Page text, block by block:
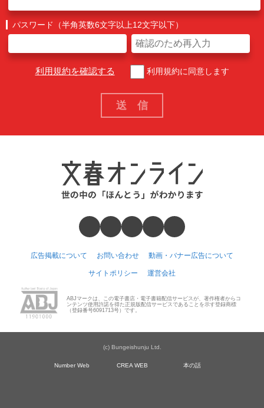
パスワード（半角英数6文字以上12文字以下）
利用規約を確認する 利用規約に同意します
広告掲載について お問い合わせ 動画・バナー広告について
サイトポリシー 運営会社
ABJマークは、この電子書店・電子書籍配信サービスが、著作権者からコ
ンテンツ使用許諾を得た正規版配信サービスであることを示す登録商標
（登録番号6091713号）です。
(c) Bungeishunju Ltd.
Number Web CREA WEB 本の話